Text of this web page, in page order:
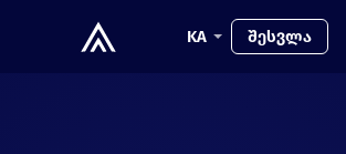
KA შესვლა